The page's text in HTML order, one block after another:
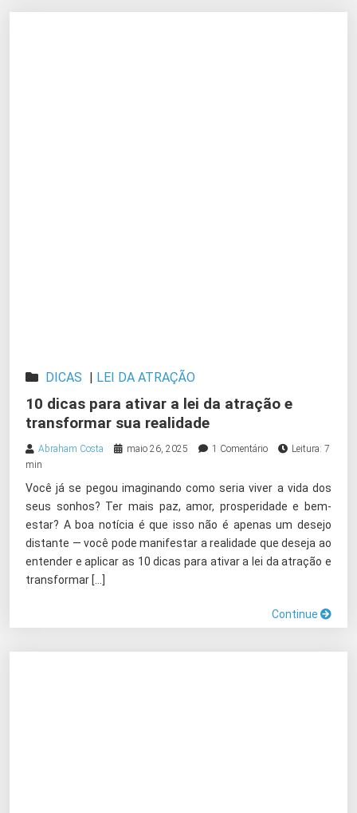
DICAS | LEI DA ATRAÇÃO
10 dicas para ativar a lei da atração e
transformar sua realidade
Abraham Costa maio 26, 2025 1 Comentário
Leitura: 7
min
Você já se pegou imaginando como seria viver a vida dos
seus sonhos? Ter mais paz, amor, prosperidade e bem-
estar? A boa notícia é que isso não é apenas um desejo
distante — você pode manifestar a realidade que deseja ao
entender e aplicar as 10 dicas para ativar a lei da atração e
transformar […]
Continue